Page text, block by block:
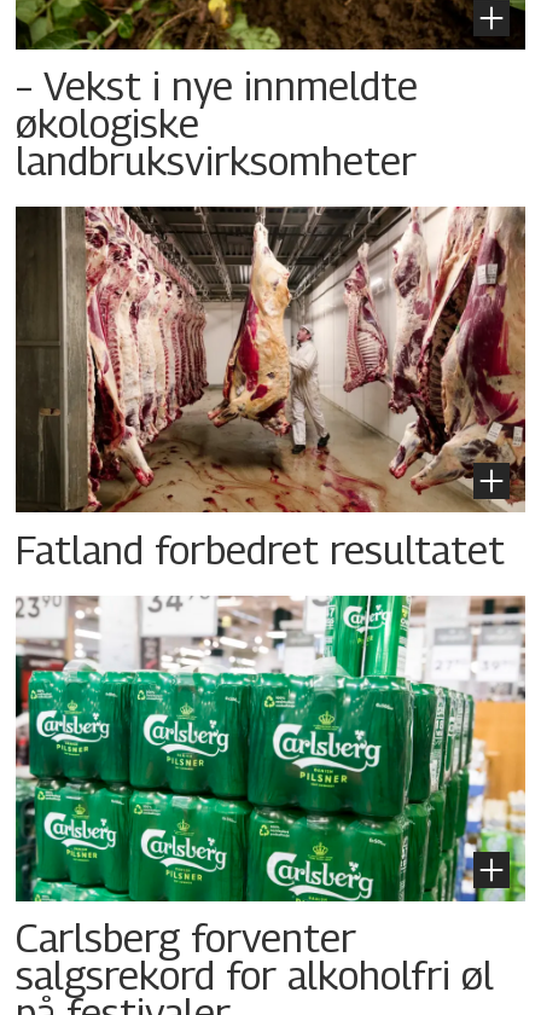
– Vekst i nye innmeldte
økologiske
landbruksvirksomheter
Fatland forbedret resultatet
Carlsberg forventer
salgsrekord for alkoholfri øl